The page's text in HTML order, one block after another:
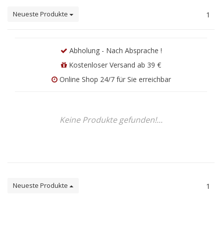
Neueste Produkte 1
Abholung - Nach Absprache !
Kostenloser Versand ab 39 €
Online Shop 24/7 für Sie erreichbar
Keine Produkte gefunden!...
Neueste Produkte 1